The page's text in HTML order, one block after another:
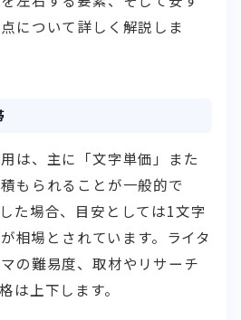
について詳しく解説しま
は、主に「文字単価」また
もられることが一般的で
た場合、目安としては1文字
相場とされています。ライタ
の難易度、取材やリサーチ
は上下します。